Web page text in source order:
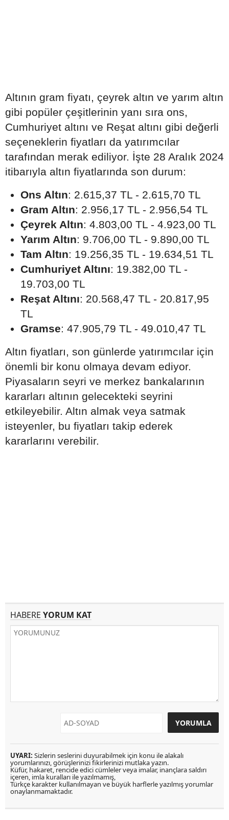
Altının gram fiyatı, çeyrek altın ve yarım altın
gibi popüler çeşitlerinin yanı sıra ons,
Cumhuriyet altını ve Reşat altını gibi değerli
seçeneklerin fiyatları da yatırımcılar
tarafından merak ediliyor. İşte 28 Aralık 2024
itibarıyla altın fiyatlarında son durum:
Ons Altın: 2.615,37 TL - 2.615,70 TL
Gram Altın: 2.956,17 TL - 2.956,54 TL
Çeyrek Altın: 4.803,00 TL - 4.923,00 TL
Yarım Altın: 9.706,00 TL - 9.890,00 TL
Tam Altın: 19.256,35 TL - 19.634,51 TL
Cumhuriyet Altını: 19.382,00 TL -
19.703,00 TL
Reşat Altını: 20.568,47 TL - 20.817,95
TL
Gramse: 47.905,79 TL - 49.010,47 TL
Altın fiyatları, son günlerde yatırımcılar için
önemli bir konu olmaya devam ediyor.
Piyasaların seyri ve merkez bankalarının
kararları altının gelecekteki seyrini
etkileyebilir. Altın almak veya satmak
isteyenler, bu fiyatları takip ederek
kararlarını verebilir.
HABERE YORUM KAT
UYARI: Sizlerin seslerini duyurabilmek için konu ile alakalı
yorumlarınızı, görüşlerinizi fikirlerinizi mutlaka yazın.
Küfür, hakaret, rencide edici cümleler veya imalar, inançlara saldırı
içeren, imla kuralları ile yazılmamış,
Türkçe karakter kullanılmayan ve büyük harflerle yazılmış yorumlar
onaylanmamaktadır.